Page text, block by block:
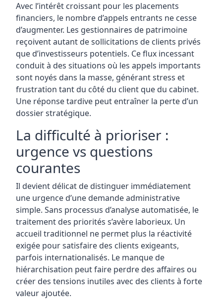
Avec l’intérêt croissant pour les placements
financiers, le nombre d’appels entrants ne cesse
d’augmenter. Les gestionnaires de patrimoine
reçoivent autant de sollicitations de clients privés
que d’investisseurs potentiels. Ce flux incessant
conduit à des situations où les appels importants
sont noyés dans la masse, générant stress et
frustration tant du côté du client que du cabinet.
Une réponse tardive peut entraîner la perte d’un
dossier stratégique.
La difficulté à prioriser :
urgence vs questions
courantes
Il devient délicat de distinguer immédiatement
une urgence d’une demande administrative
simple. Sans processus d’analyse automatisée, le
traitement des priorités s’avère laborieux. Un
accueil traditionnel ne permet plus la réactivité
exigée pour satisfaire des clients exigeants,
parfois internationalisés. Le manque de
hiérarchisation peut faire perdre des affaires ou
créer des tensions inutiles avec des clients à forte
valeur ajoutée.